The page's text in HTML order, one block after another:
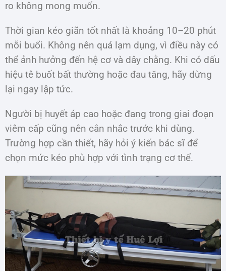
ro không mong muốn.
Thời gian kéo giãn tốt nhất là khoảng 10–20 phút
mỗi buổi. Không nên quá lạm dụng, vì điều này có
thể ảnh hưởng đến hệ cơ và dây chằng. Khi có dấu
hiệu tê buốt bất thường hoặc đau tăng, hãy dừng
lại ngay lập tức.
Người bị huyết áp cao hoặc đang trong giai đoạn
viêm cấp cũng nên cân nhắc trước khi dùng.
Trường hợp cần thiết, hãy hỏi ý kiến bác sĩ để
chọn mức kéo phù hợp với tình trạng cơ thể.